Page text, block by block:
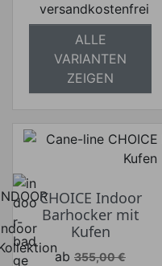
versandkostenfrei
ALLE
VARIANTEN
ZEIGEN
CHOICE Indoor
Barhocker mit
Kufen
Verkaufspreis
ab 355,00 €